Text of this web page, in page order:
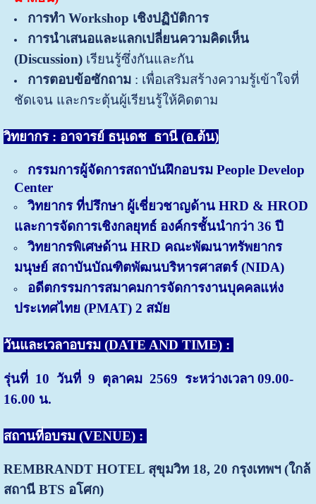
การทำ Workshop เชิงปฏิบัติการ
การนำเสนอและแลกเปลี่ยนความคิดเห็น
(Discussion)เรียนรู้ซึ่งกันและกัน
การตอบข้อซักถาม: เพื่อเสริมสร้างความรู้เข้าใจที่
ชัดเจน และกระตุ้นผู้เรียนรู้ให้คิดตาม
วิทยากร : อาจารย์ ธนุเดช ธานี (อ.ต้น)
กรรมการผู้จัดการสถาบันฝึกอบรม People Develop
Center
วิทยากร ที่ปรึกษา ผู้เชี่ยวชาญด้าน HRD & HROD
และการจัดการเชิงกลยุทธ์ องค์กรชั้นนำกว่า 36 ปี
วิทยากรพิเศษด้าน HRD คณะพัฒนาทรัพยากร
มนุษย์ สถาบันบัณฑิตพัฒนบริหารศาสตร์ (NIDA)
อดีตกรรมการสมาคมการจัดการงานบุคคลแห่ง
ประเทศไทย (PMAT) 2 สมัย
วันและเวลาอบรม (DATE AND TIME) :
รุ่นที่ 10 วันที่ 9 ตุลาคม 2569 ระหว่างเวลา 09.00-
16.00 น.
สถานที่อบรม (VENUE) :
REMBRANDT HOTEL สุขุมวิท 18, 20 กรุงเทพฯ (ใกล้
สถานี BTS อโศก)